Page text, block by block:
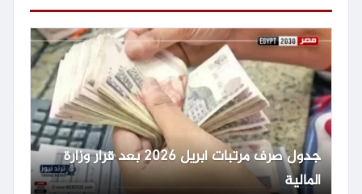
جدول صرف مرتبات أبريل 2026 بعد قرار وزارة
المالية